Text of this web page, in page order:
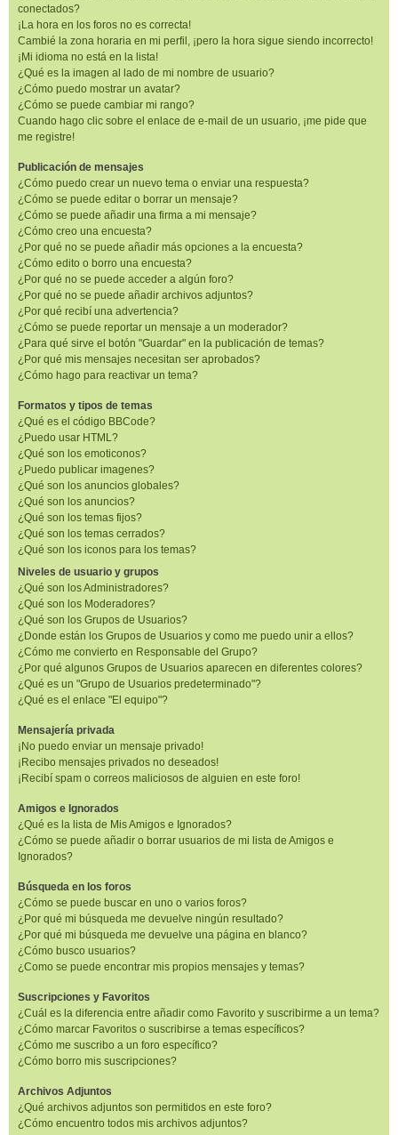
conectados?
¡La hora en los foros no es correcta!
Cambié la zona horaria en mi perfil, ¡pero la hora sigue siendo incorrecto!
¡Mi idioma no está en la lista!
¿Qué es la imagen al lado de mi nombre de usuario?
¿Cómo puedo mostrar un avatar?
¿Cómo se puede cambiar mi rango?
Cuando hago clic sobre el enlace de e-mail de un usuario, ¡me pide que
me registre!
Publicación de mensajes
¿Cómo puedo crear un nuevo tema o enviar una respuesta?
¿Cómo se puede editar o borrar un mensaje?
¿Cómo se puede añadir una firma a mi mensaje?
¿Cómo creo una encuesta?
¿Por qué no se puede añadir más opciones a la encuesta?
¿Cómo edito o borro una encuesta?
¿Por qué no se puede acceder a algún foro?
¿Por qué no se puede añadir archivos adjuntos?
¿Por qué recibí una advertencia?
¿Cómo se puede reportar un mensaje a un moderador?
¿Para qué sirve el botón "Guardar" en la publicación de temas?
¿Por qué mis mensajes necesitan ser aprobados?
¿Cómo hago para reactivar un tema?
Formatos y tipos de temas
¿Qué es el código BBCode?
¿Puedo usar HTML?
¿Qué son los emoticonos?
¿Puedo publicar imagenes?
¿Qué son los anuncios globales?
¿Qué son los anuncios?
¿Qué son los temas fijos?
¿Qué son los temas cerrados?
¿Qué son los iconos para los temas?
Niveles de usuario y grupos
¿Qué son los Administradores?
¿Qué son los Moderadores?
¿Qué son los Grupos de Usuarios?
¿Donde están los Grupos de Usuarios y como me puedo unir a ellos?
¿Cómo me convierto en Responsable del Grupo?
¿Por qué algunos Grupos de Usuarios aparecen en diferentes colores?
¿Qué es un "Grupo de Usuarios predeterminado"?
¿Qué es el enlace "El equipo"?
Mensajería privada
¡No puedo enviar un mensaje privado!
¡Recibo mensajes privados no deseados!
¡Recibí spam o correos maliciosos de alguien en este foro!
Amigos e Ignorados
¿Qué es la lista de Mis Amigos e Ignorados?
¿Cómo se puede añadir o borrar usuarios de mi lista de Amigos e
Ignorados?
Búsqueda en los foros
¿Cómo se puede buscar en uno o varios foros?
¿Por qué mi búsqueda me devuelve ningún resultado?
¿Por qué mi búsqueda me devuelve una página en blanco?
¿Cómo busco usuarios?
¿Como se puede encontrar mis propios mensajes y temas?
Suscripciones y Favoritos
¿Cuál es la diferencia entre añadir como Favorito y suscribirme a un tema?
¿Cómo marcar Favoritos o suscribirse a temas específicos?
¿Cómo me suscribo a un foro específico?
¿Cómo borro mis suscripciones?
Archivos Adjuntos
¿Qué archivos adjuntos son permitidos en este foro?
¿Cómo encuentro todos mis archivos adjuntos?